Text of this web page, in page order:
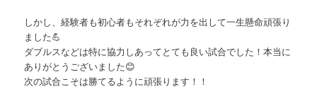
しかし、経験者も初心者もそれぞれが力を出して一生懸命頑張り
ました💪
ダブルスなどは特に協力しあってとても良い試合でした！本当に
ありがとうございました😊
次の試合こそは勝てるように頑張ります！！